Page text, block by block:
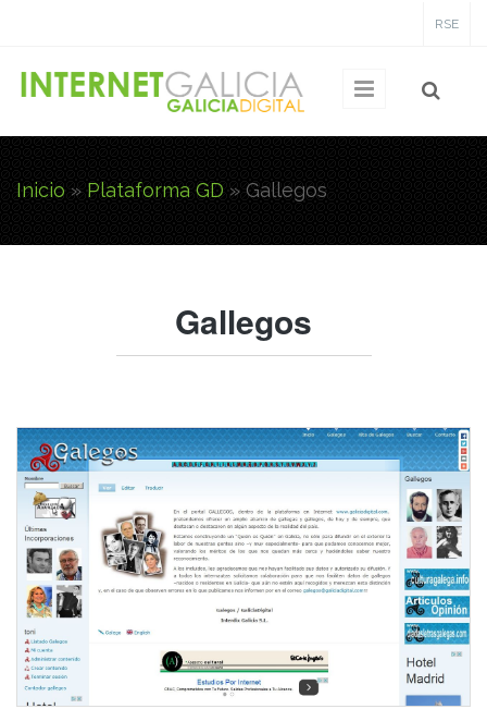
RSE
Inicio » Plataforma GD » Gallegos
Gallegos